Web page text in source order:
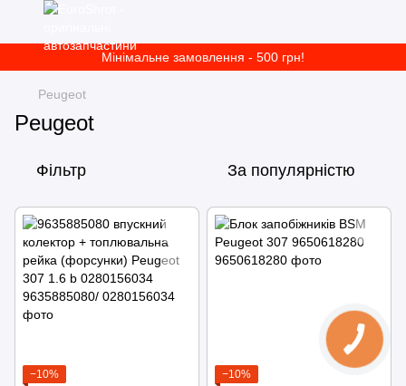
Мінімальне замовлення - 500 грн!
Peugeot
Peugeot
Фільтр За популярністю
−10% −10%